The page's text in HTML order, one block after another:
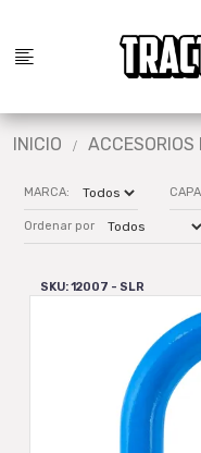
INICIO
MARCA:
Ordenar por
SKU: 12007 - SLR